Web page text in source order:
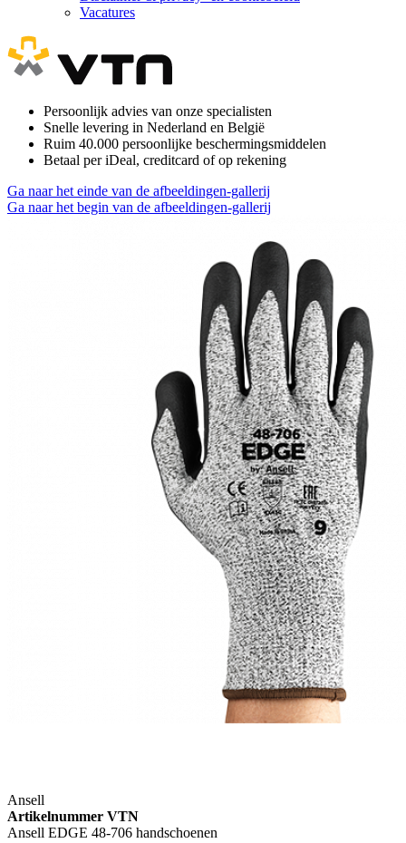
Vacatures
Persoonlijk advies van onze specialisten
Snelle levering in Nederland en België
Ruim 40.000 persoonlijke beschermingsmiddelen
Betaal per iDeal, creditcard of op rekening
Ga naar het einde van de afbeeldingen-gallerij
Ga naar het begin van de afbeeldingen-gallerij
Ansell
Artikelnummer VTN
Ansell EDGE 48-706 handschoenen